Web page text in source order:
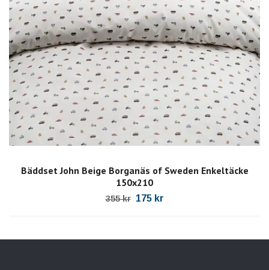
Bäddset John Beige Borganäs of Sweden Enkeltäcke
150x210
355 kr 175 kr